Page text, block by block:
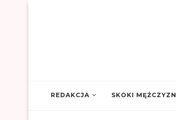
REDAKCJA SKOKI MĘŻCZYZN